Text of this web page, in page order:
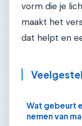
vorm die je
maakt het
dat helpt en
Wat gebeurt
nemen van